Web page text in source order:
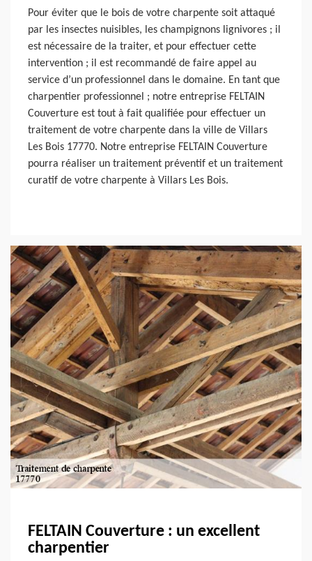
Pour éviter que le bois de votre charpente soit attaqué
par les insectes nuisibles, les champignons lignivores ; il
est nécessaire de la traiter, et pour effectuer cette
intervention ; il est recommandé de faire appel au
service d’un professionnel dans le domaine. En tant que
charpentier professionnel ; notre entreprise FELTAIN
Couverture est tout à fait qualifiée pour effectuer un
traitement de votre charpente dans la ville de Villars
Les Bois 17770. Notre entreprise FELTAIN Couverture
pourra réaliser un traitement préventif et un traitement
curatif de votre charpente à Villars Les Bois.
FELTAIN Couverture : un excellent
charpentier